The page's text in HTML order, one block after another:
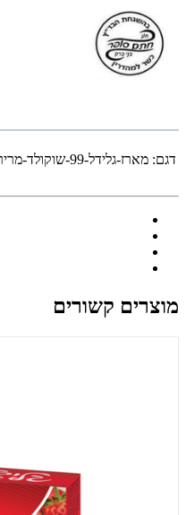
דגם: מארז-גלידל-99-שוקולד-מריר
מוצרים קשורים